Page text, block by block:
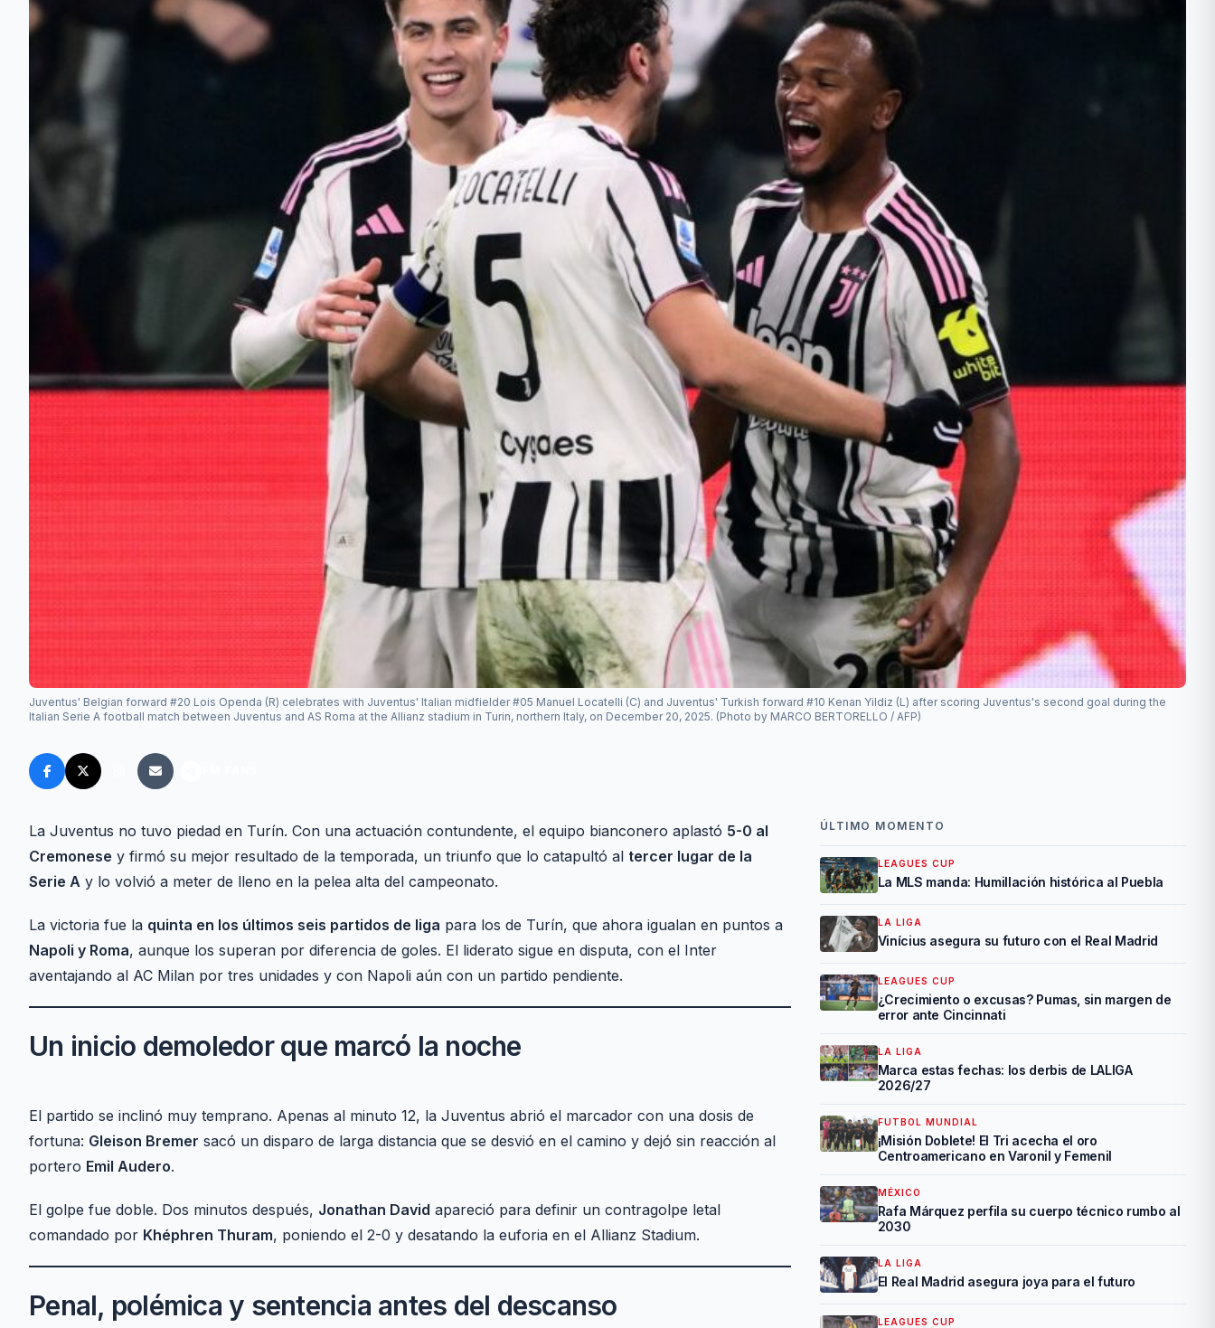
Juventus' Belgian forward #20 Lois Openda (R) celebrates with Juventus' Italian midfielder #05 Manuel Locatelli (C) and Juventus' Turkish forward #10 Kenan Yildiz (L) after scoring Juventus's second goal during the
Italian Serie A football match between Juventus and AS Roma at the Allianz stadium in Turin, northern Italy, on December 20, 2025. (Photo by MARCO BERTORELLO / AFP)
La Juventus no tuvo piedad en Turín. Con una actuación contundente, el equipo bianconero aplastó 5-0 al
Cremonese y firmó su mejor resultado de la temporada, un triunfo que lo catapultó al tercer lugar de la
Serie A y lo volvió a meter de lleno en la pelea alta del campeonato.
La victoria fue la quinta en los últimos seis partidos de liga para los de Turín, que ahora igualan en puntos a
Napoli y Roma, aunque los superan por diferencia de goles. El liderato sigue en disputa, con el Inter
aventajando al AC Milan por tres unidades y con Napoli aún con un partido pendiente.
Un inicio demoledor que marcó la noche
El partido se inclinó muy temprano. Apenas al minuto 12, la Juventus abrió el marcador con una dosis de
fortuna: Gleison Bremer sacó un disparo de larga distancia que se desvió en el camino y dejó sin reacción al
portero Emil Audero.
El golpe fue doble. Dos minutos después, Jonathan David apareció para definir un contragolpe letal
comandado por Khéphren Thuram, poniendo el 2-0 y desatando la euforia en el Allianz Stadium.
Penal, polémica y sentencia antes del descanso
ÚLTIMO MOMENTO
LEAGUES CUP
La MLS manda: Humillación histórica al Puebla
LA LIGA
Vinícius asegura su futuro con el Real Madrid
LEAGUES CUP
¿Crecimiento o excusas? Pumas, sin margen de
error ante Cincinnati
LA LIGA
Marca estas fechas: los derbis de LALIGA
2026/27
FUTBOL MUNDIAL
¡Misión Doblete! El Tri acecha el oro
Centroamericano en Varonil y Femenil
MÉXICO
Rafa Márquez perfila su cuerpo técnico rumbo al
2030
LA LIGA
El Real Madrid asegura joya para el futuro
LEAGUES CUP